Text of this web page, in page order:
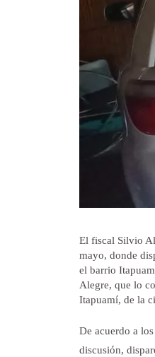
El fiscal Silvio
mayo, donde
el barrio
Alegre, que lo
Itapuamí, de la
De acuerdo a
discusión,